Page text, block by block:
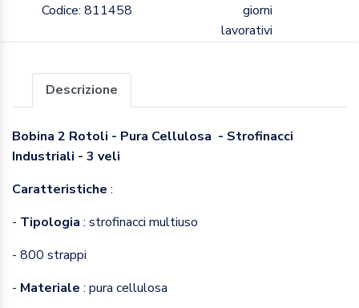
Codice: 811458
giorni
lavorativi
Descrizione
Bobina 2 Rotoli - Pura Cellulosa - Strofinacci
Industriali - 3 veli
Caratteristiche :
- Tipologia : strofinacci multiuso
- 800 strappi
- Materiale : pura cellulosa